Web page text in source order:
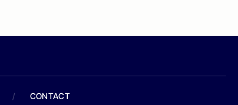
/ CONTACT